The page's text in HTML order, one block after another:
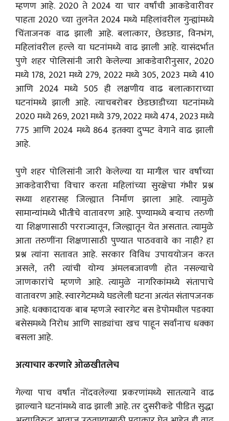
म्हणण आहे. 2020 ते 2024 या चार वर्षांची आकडेवारीवर
पाहता 2020 च्या तुलनेत 2024 मध्ये महिलांवरील गुन्ह्यांमध्ये
चिंताजनक वाढ झाली आहे. बलात्कार, छेडछाड, विनभंग,
महिलांवरील हल्ले या घटनांमध्ये वाढ झाली आहे. यासंदर्भात
पुणे शहर पोलिसांनी जारी केलेल्या आकडेवारीनुसार, 2020
मध्ये 178, 2021 मध्ये 279, 2022 मध्ये 305, 2023 मध्ये 410
आणि 2024 मध्ये 505 ही लक्षणीय वाढ बलात्काराच्या
घटनांमध्ये झाली आहे. त्याचबरोबर छेडछाडीच्या घटनांमध्ये
2020 मध्ये 269, 2021 मध्ये 379, 2022 मध्ये 474, 2023 मध्ये
775 आणि 2024 मध्ये 864 इतक्या दुप्पट वेगाने वाढ झाली
आहे.
पुणे शहर पोलिसांनी जारी केलेल्या या मागील चार वर्षांच्या
आकडेवारीचा विचार करता महिलांच्या सुरक्षेचा गंभीर प्रश्न
सध्या शहरासह जिल्ह्यात निर्माण झाला आहे. त्यामुळे
सामान्यांमध्ये भीतीचे वातावरण आहे. पुण्यामध्ये बऱ्याच तरुणी
या शिक्षणासाठी परराज्यातून, जिल्ह्यातून येत असतात. त्यामुळे
आता तरुणींना शिक्षणासाठी पुण्यात पाठववावे का नाही? हा
प्रश्न त्यांना सतावत आहे. सरकार विविध उपाययोजन करत
असले, तरी त्यांची योग्य अंमलबजावणी होत नसल्याचे
जाणकारांचे म्हणणे आहे. त्यामुळे नागरिकांमध्ये संतापाचे
वातावरण आहे. स्वारगेटमध्ये घडलेली घटना अत्यंत संतापजनक
आहे. धक्कादायक बाब म्हणजे स्वारगेट बस डेपोमधील पडक्या
बसेसमध्ये निरोध आणि साड्यांचा खच पाहून सर्वांनाच धक्का
बसला आहे.
अत्याचार करणारे ओळखीतलेच
गेल्या पाच वर्षांत नोंदवलेल्या प्रकरणांमध्ये सातत्याने वाढ
झाल्याने घटनांमध्ये वाढ झाली आहे. तर दुसरीकडे पीडित सुद्धा